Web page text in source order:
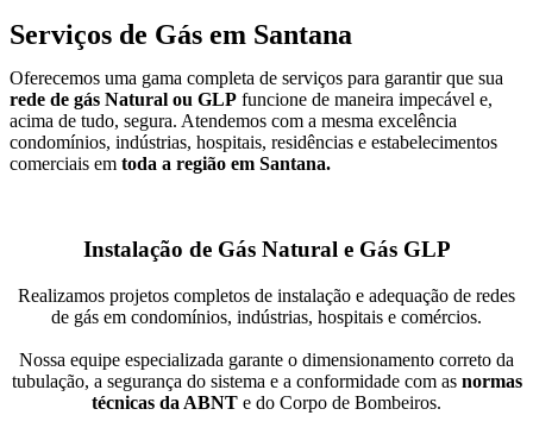
Serviços de Gás em Santana
Oferecemos uma gama completa de serviços para garantir que sua
rede de gás Natural ou GLP funcione de maneira impecável e,
acima de tudo, segura. Atendemos com a mesma excelência
condomínios, indústrias, hospitais, residências e estabelecimentos
comerciais em toda a região em Santana.
Instalação de Gás Natural e Gás GLP
Realizamos projetos completos de instalação e adequação de redes
de gás em condomínios, indústrias, hospitais e comércios.
Nossa equipe especializada garante o dimensionamento correto da
tubulação, a segurança do sistema e a conformidade com as normas
técnicas da ABNT e do Corpo de Bombeiros.